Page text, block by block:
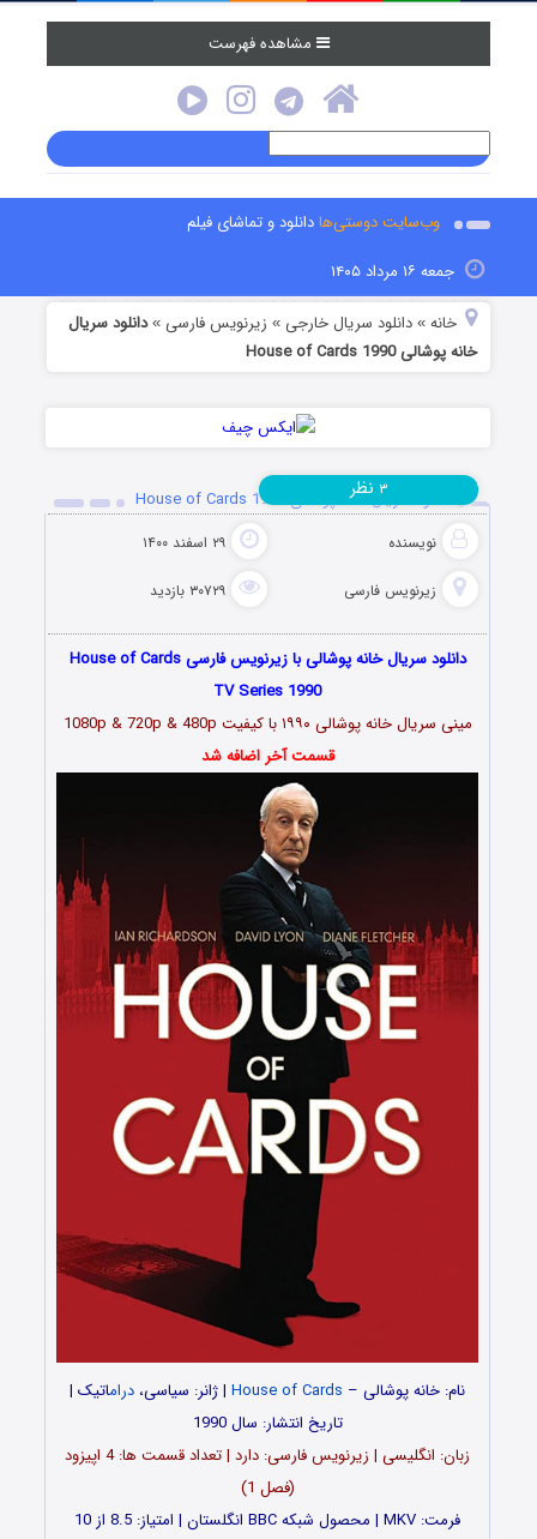
مشاهده فهرست
وب‌سایت دوستی‌هادانلود و تماشای فیلم
جمعه ۱۶ مرداد ۱۴۰۵
خانه »دانلود سریال خارجی » زیرنویس فارسی »دانلود سریال
خانه پوشالی House of Cards 1990
دانلود سریال خانه پوشالی House of Cards 1990
نویسنده ۲۹ اسفند ۱۴۰۰
زیرنویس فارسی ۳۰۷۲۹ بازدید
۳ نظر
دانلود سریال خانه پوشالی با زیرنویس فارسی House of Cards
TV Series 1990
مینی سریال خانه پوشالی ۱۹۹۰ با کیفیت 1080p & 720p & 480p
قسمت آخر اضافه شد
نام: خانه پوشالی – House of Cards | ژانر: سیاسی، دراماتیک |
تاریخ انتشار: سال 1990
زبان: انگلیسی | زیرنویس فارسی: دارد | تعداد قسمت‌‌‌‌ ها: 4 اپیزود
(فصل 1)
فرمت: MKV | محصول شبکه BBC انگلستان | امتیاز: 8.5 از 10